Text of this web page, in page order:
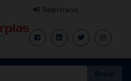
Registrarse